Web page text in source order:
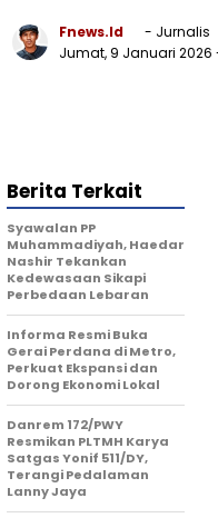
Fnews.id
- Jurnalis
Jumat, 9 Januari 2026
Berita Terkait
Syawalan PP
Muhammadiyah, Haedar
Nashir Tekankan
Kedewasaan Sikapi
Perbedaan Lebaran
Informa Resmi Buka
Gerai Perdana di Metro,
Perkuat Ekspansi dan
Dorong Ekonomi Lokal
Danrem 172/PWY
Resmikan PLTMH Karya
Satgas Yonif 511/DY,
Terangi Pedalaman
Lanny Jaya